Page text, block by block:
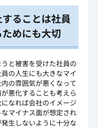
ることは社員
めにも大切
と被害を受けた社員の
の人生にも大きなマイ
の雰囲気が悪くなって
悪化することも考えら
なれば会社のイメージ
マイナス面が想定され
生しないように十分な